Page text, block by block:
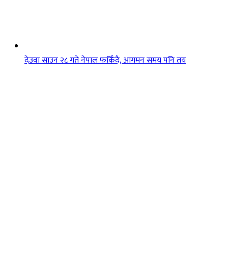
देउवा साउन २८ गते नेपाल फर्किँदै, आगमन समय पनि तय